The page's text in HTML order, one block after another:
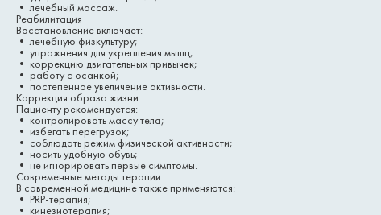
• лечебный массаж.
Реабилитация
Восстановление включает:
• лечебную физкультуру;
• упражнения для укрепления мышц;
• коррекцию двигательных привычек;
• работу с осанкой;
• постепенное увеличение активности.
Коррекция образа жизни
Пациенту рекомендуется:
• контролировать массу тела;
• избегать перегрузок;
• соблюдать режим физической активности;
• носить удобную обувь;
• не игнорировать первые симптомы.
Современные методы терапии
В современной медицине также применяются:
• PRP-терапия;
• кинезиотерапия;